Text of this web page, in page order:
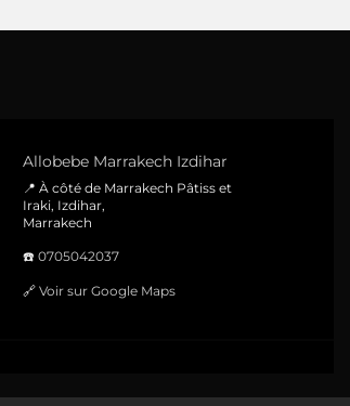
Allobebe Marrakech Izdihar
📍 À côté de Marrakech Pâtiss et
Iraki, Izdihar,
Marrakech
☎️ 0705042037
🔗 Voir sur Google Maps